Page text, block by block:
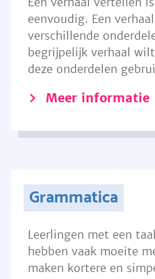
eenvoudig. Een
verschillende
begrijpelijk verhaal
deze onderdelen
Meer informatie
Grammatica
Leerlingen met een
hebben vaak moeite
maken kortere en